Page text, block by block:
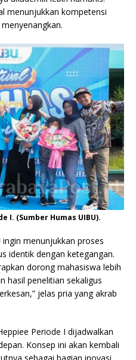
menunjukkan kompetensi
I. (Sumber Humas UIBU).
menunjukkan proses
identik dengan ketegangan.
dorong mahasiswa lebih
hasil penelitian sekaligus
jelas pria yang akrab
Periode I dijadwalkan
Konsep ini akan kembali
sebagai bagian inovasi